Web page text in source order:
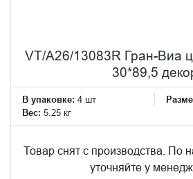
VT/A26/13083R Гран-Виа
30*89,5
В упаковке: 4 шт
Вес: 5.25 кг
Товар снят с производства. По
уточняйте у